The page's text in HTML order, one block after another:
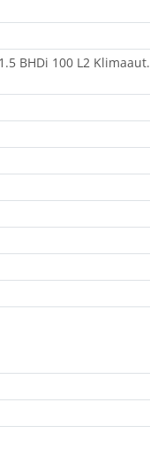
BHDi 100 L2 Klimaaut.